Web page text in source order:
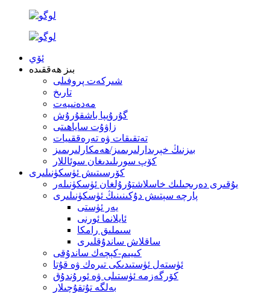
ئۆي
بىز ھەققىدە
شىركەت پروفىلى
تارىخ
مەدەنىيەت
گۇرۇپپا باشقۇرۇش
زاۋۇت ساياھىتى
تەتقىقات ۋە تەرەققىيات
بىزنىڭ خېرىدارلىرىمىز/ھەمكارلىرىمىز
كۆپ سورىلىدىغان سوئاللار
كۆرسىتىش ئۈسكۈنىلىرى
يۇقىرى دەرىجىلىك خاسلاشتۇرۇلغان ئۈسكۈنىلەر
پارچە سېتىش دۇكىنىنىڭ ئۈسكۈنىلىرى
يەر ئۈستى
ئايلانما ئورنى
سىملىق رامكا
ساقلاش ساندۇقلىرى
كىيىم-كېچەك ساندۇقى
ئۈستەل ئۈستىدىكى تىرەك ۋە قۇتا
كۆرگەزمە ئۈستىلى ۋە ئورۇندۇق
بەلگە تۇتقۇچىلار